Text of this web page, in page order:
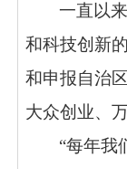
一直以
和科技创新
和申报自治
大众创业、
“每年我